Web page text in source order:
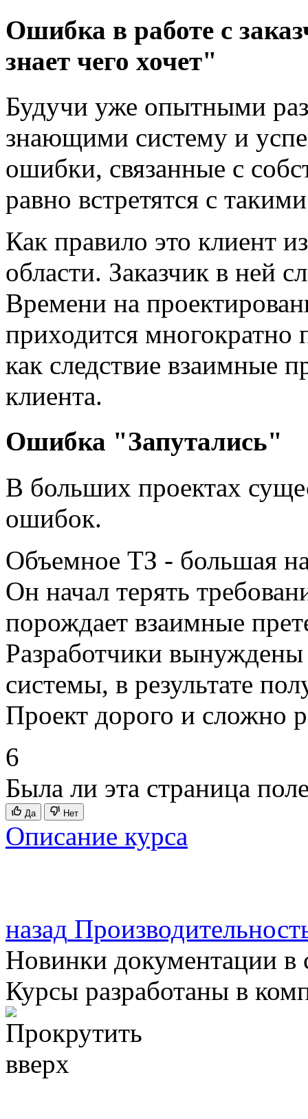
Ошибка в работе с
знает чего хочет"
Будучи уже опытными
знающими систему и
ошибки, связанные с
равно встретятся с
Как правило это клиент
области. Заказчик в ней
Времени на
приходится многократно
как следствие взаимные
клиента.
Ошибка "Запутались"
В больших проектах
ошибок.
Объемное ТЗ - большая
Он начал терять
порождает взаимные
Разработчики вынуждены
системы, в результате
Проект дорого и сложно
6
Была ли эта страница
Да Нет
Описание курса
назад
Новинки документации в
Курсы разработаны в